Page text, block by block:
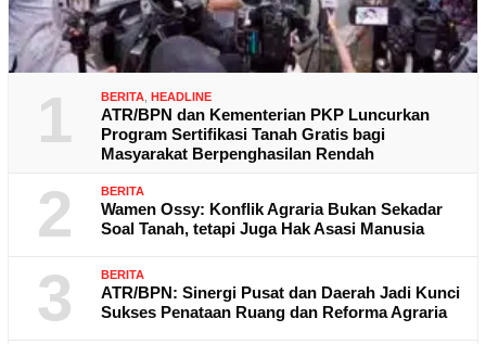
1 BERITA, HEADLINE
ATR/BPN dan Kementerian PKP Luncurkan
Program Sertifikasi Tanah Gratis bagi
Masyarakat Berpenghasilan Rendah
2 BERITA
Wamen Ossy: Konflik Agraria Bukan Sekadar
Soal Tanah, tetapi Juga Hak Asasi Manusia
3 BERITA
ATR/BPN: Sinergi Pusat dan Daerah Jadi Kunci
Sukses Penataan Ruang dan Reforma Agraria